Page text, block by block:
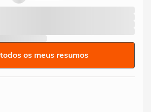
os meus resumos